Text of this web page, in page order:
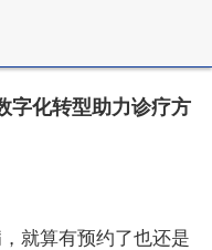
字化转型助力诊疗方
就算有预约了也还是